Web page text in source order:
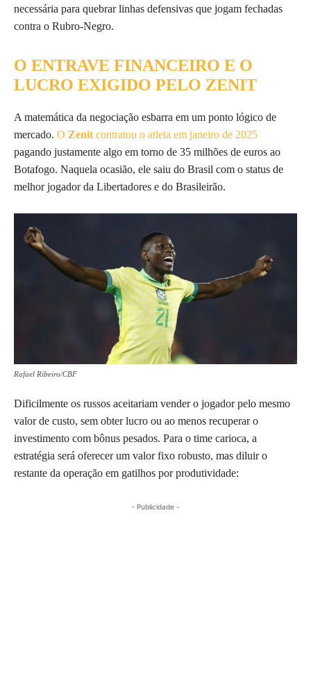
necessária para quebrar linhas defensivas que jogam fechadas
contra o Rubro-Negro.
O ENTRAVE FINANCEIRO E O
LUCRO EXIGIDO PELO ZENIT
A matemática da negociação esbarra em um ponto lógico de
mercado. O Zenit contratou o atleta em janeiro de 2025
pagando justamente algo em torno de 35 milhões de euros ao
Botafogo. Naquela ocasião, ele saiu do Brasil com o status de
melhor jogador da Libertadores e do Brasileirão.
Rafael Ribeiro/CBF
Dificilmente os russos aceitariam vender o jogador pelo mesmo
valor de custo, sem obter lucro ou ao menos recuperar o
investimento com bônus pesados. Para o time carioca, a
estratégia será oferecer um valor fixo robusto, mas diluir o
restante da operação em gatilhos por produtividade:
- Publicidade -